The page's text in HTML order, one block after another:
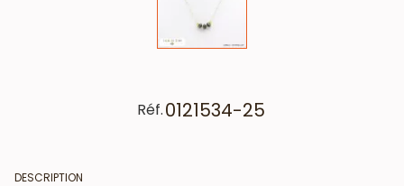
Réf.0121534-25
DESCRIPTION